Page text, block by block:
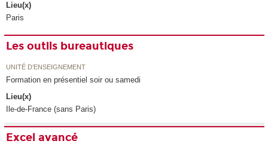
Lieu(x)
Paris
Les outils bureautiques
UNITÉ D’ENSEIGNEMENT
Formation en présentiel soir ou samedi
Lieu(x)
Ile-de-France (sans Paris)
Excel avancé